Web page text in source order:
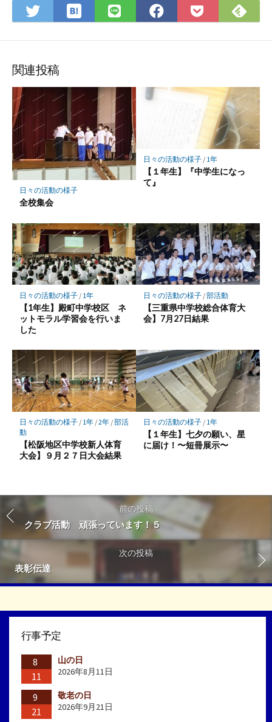
Twitter
で
ア
は
て
ク
マ
ー
ク
に
保
存
LINE
で
Facebook
で
Pocket
に
で
関連投稿
日々の活動の様子
全校集会
日々の活動の様子/ 1年
【１年生】『中学生になっ
て』
日々の活動の様子/ 1年
【1年生】殿町中学校区 ネ
ットモラル学習会を行いま
した
日々の活動の様子/部活動
【三重県中学校総合体育大
会】7月27日結果
日々の活動の様子/ 1年/2年/部活
動
【松阪地区中学校新人体育
大会】９月２７日大会結果
日々の活動の様子/ 1年
【１年生】七夕の願い、星
に届け！〜短冊展示〜
前の投稿
クラブ活動 頑張っています！５
次の投稿
表彰伝達
行事予定
8
11
山の日
2026年8月11日
9
21
敬老の日
2026年9月21日